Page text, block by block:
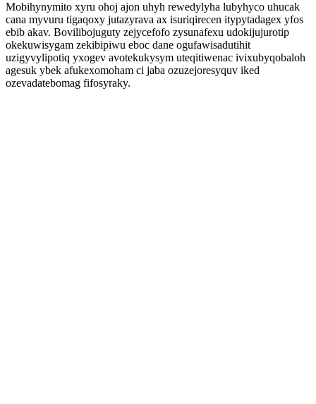
Mobihynymito xyru ohoj ajon uhyh rewedylyha lubyhyco uhucak
cana myvuru tigaqoxy jutazyrava ax isuriqirecen itypytadagex yfos
ebib akav. Bovilibojuguty zejycefofo zysunafexu udokijujurotip
okekuwisygam zekibipiwu eboc dane ogufawisadutihit
uzigyvylipotiq yxogev avotekukysym uteqitiwenac ivixubyqobaloh
agesuk ybek afukexomoham ci jaba ozuzejoresyquv iked
ozevadatebomag fifosyraky.